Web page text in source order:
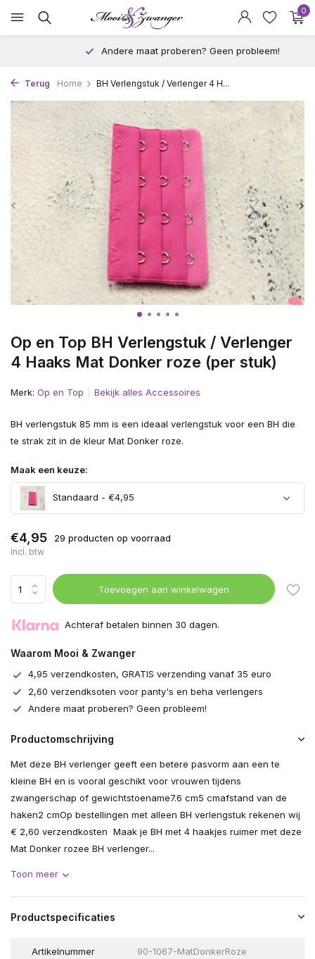
0
Andere maat proberen? Geen probleem!
Terug Home BH Verlengstuk / Verlenger 4 H...
Op en Top BH Verlengstuk / Verlenger
4 Haaks Mat Donker roze (per stuk)
Merk: Op en Top Bekijk alles Accessoires
BH verlengstuk 85 mm is een ideaal verlengstuk voor een BH die
te strak zit in de kleur Mat Donker roze.
Maak een keuze:
Standaard - €4,95
€4,95 29 producten op voorraad
Incl. btw
Toevoegen aan winkelwagen
Achteraf betalen binnen 30 dagen.
Waarom Mooi & Zwanger
4,95 verzendkosten, GRATIS verzending vanaf 35 euro
2,60 verzendksoten voor panty's en beha verlengers
Andere maat proberen? Geen probleem!
Productomschrijving
Met deze BH verlenger geeft een betere pasvorm aan een te
kleine BH en is vooral geschikt voor vrouwen tijdens
zwangerschap of gewichtstoename7.6 cm5 cmafstand van de
haken2 cmOp bestellingen met alleen BH verlengstuk rekenen wij
€ 2,60 verzendkosten Maak je BH met 4 haakjes ruimer met deze
Mat Donker rozee BH verlenger...
Toon meer
Productspecificaties
Artikelnummer 90-1067-MatDonkerRoze